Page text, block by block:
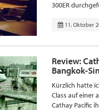
300ER
11. Oktober
Review:
Bangkok-
Kürzlich hatte
Class auf einer
Cathay Pacific